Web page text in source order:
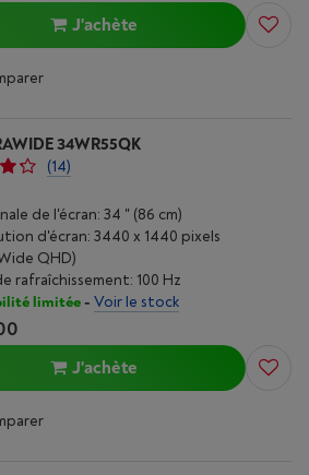
J'achète
34WR55QK
(14)
de l'écran: 34 " (86 cm)
d'écran: 3440 x 1440 pixels
QHD)
rafraîchissement: 100 Hz
limitée- Voir le stock
J'achète